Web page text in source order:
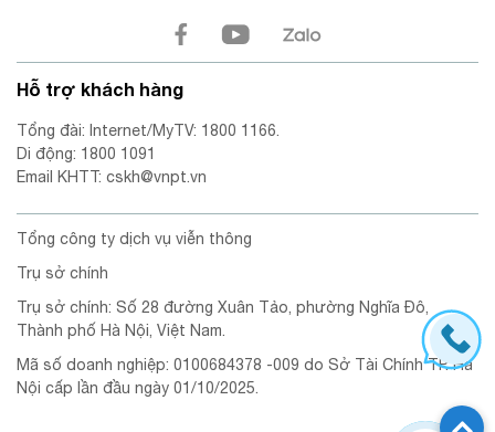
Hỗ trợ khách hàng
Tổng đài: Internet/MyTV: 1800 1166.
Di động: 1800 1091
Email KHTT: cskh@vnpt.vn
Tổng công ty dịch vụ viễn thông
Trụ sở chính
Trụ sở chính: Số 28 đường Xuân Tảo, phường Nghĩa Đô,
Thành phố Hà Nội, Việt Nam.
Mã số doanh nghiệp: 0100684378 -009 do Sở Tài Chính TP. Hà
Nội cấp lần đầu ngày 01/10/2025.